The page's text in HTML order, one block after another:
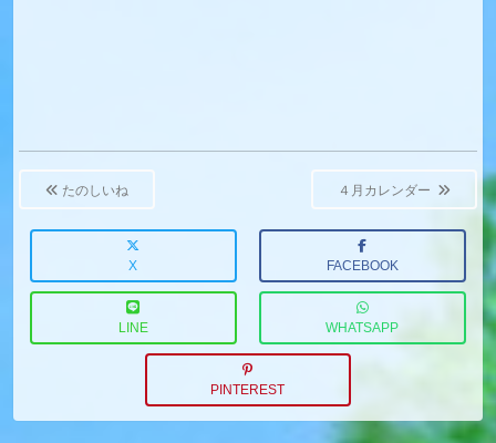
Post
navigation
たのしいね ４月カレンダー
X FACEBOOK
LINE WHATSAPP
PINTEREST